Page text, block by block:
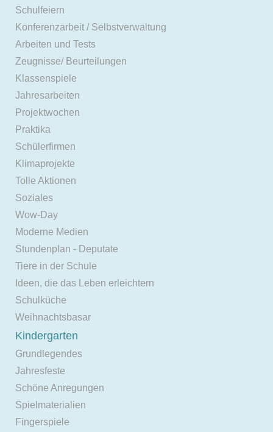
Schulfeiern
Konferenzarbeit / Selbstverwaltung
Arbeiten und Tests
Zeugnisse/ Beurteilungen
Klassenspiele
Jahresarbeiten
Projektwochen
Praktika
Schülerfirmen
Klimaprojekte
Tolle Aktionen
Soziales
Wow-Day
Moderne Medien
Stundenplan - Deputate
Tiere in der Schule
Ideen, die das Leben erleichtern
Schulküche
Weihnachtsbasar
Kindergarten
Grundlegendes
Jahresfeste
Schöne Anregungen
Spielmaterialien
Fingerspiele